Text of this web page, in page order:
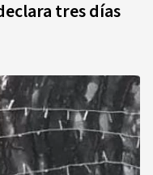
tres días